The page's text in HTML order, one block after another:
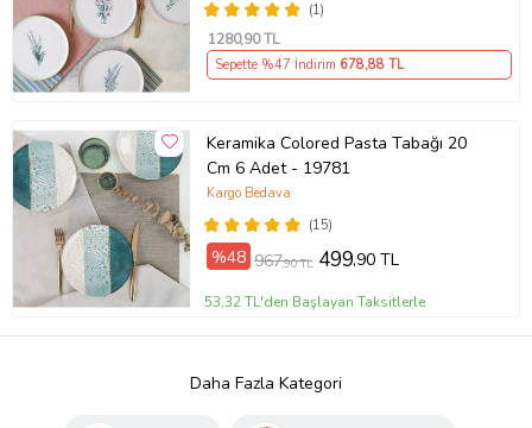
(1)
1280,90 TL
Sepette %47 İndirim 678,88 TL
Keramika Colored Pasta Tabağı 20
Cm 6 Adet - 19781
(15)
Kargo Bedava
%48 967,90 TL 499,90 TL
53,32 TL'den Başlayan Taksitlerle
Daha Fazla Kategori